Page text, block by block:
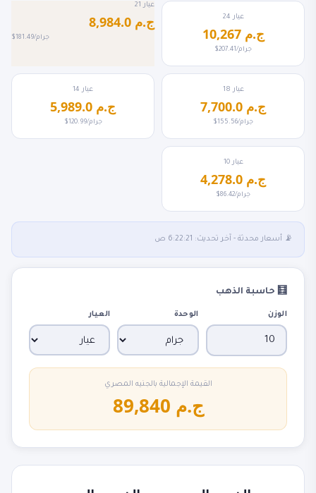
عيار 24
10,267 ج.م
$207.41/جرام
عيار 21
8,984.0 ج.م
$181.49/جرام
عيار 18
7,700.0 ج.م
$155.56/جرام
عيار 14
5,989.0 ج.م
$120.99/جرام
عيار 10
4,278.0 ج.م
$86.42/جرام
📡 أسعار محدثة - آخر تحديث: 6:22:21 ص
🧮 حاسبة الذهب
الوزن الوحدة العيار
القيمة الإجمالية بالجنيه المصري
89,840 ج.م